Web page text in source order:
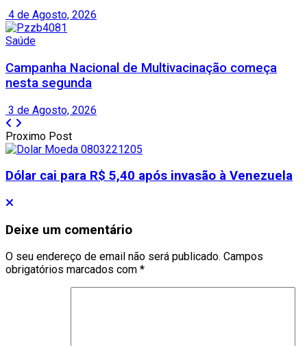
4 de Agosto, 2026
Saúde
Campanha Nacional de Multivacinação começa
nesta segunda
3 de Agosto, 2026
Proximo Post
Dólar cai para R$ 5,40 após invasão à Venezuela
Deixe um comentário
O seu endereço de email não será publicado. Campos
obrigatórios marcados com *